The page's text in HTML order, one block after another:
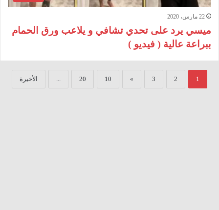
22 مارس، 2020
ميسي يرد على تحدي تشافي و يلاعب ورق الحمام
ببراعة عالية ( فيديو )
1
2
3
»
10
20
... الأخيرة